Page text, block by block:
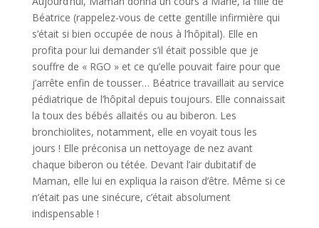
Béatrice (rappelez-vous de cette gentille infirmière qui
s’était si bien occupée de nous à l’hôpital). Elle en
profita pour lui demander s’il était possible que je
souffre de « RGO » et ce qu’elle pouvait faire pour que
j’arrête enfin de tousser… Béatrice travaillait au service
pédiatrique de l’hôpital depuis toujours. Elle connaissait
la toux des bébés allaités ou au biberon. Les
bronchiolites, notamment, elle en voyait tous les
jours ! Elle préconisa un nettoyage de nez avant
chaque biberon ou tétée. Devant l’air dubitatif de
Maman, elle lui en expliqua la raison d’être. Même si ce
n’était pas une sinécure, c’était absolument
indispensable !